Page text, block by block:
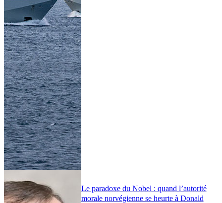
Le paradoxe du Nobel : quand l’autorité
morale norvégienne se heurte à Donald